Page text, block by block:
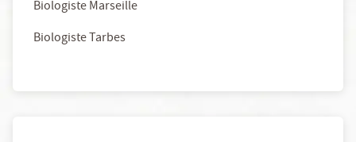
Biologiste Marseille
Biologiste Tarbes